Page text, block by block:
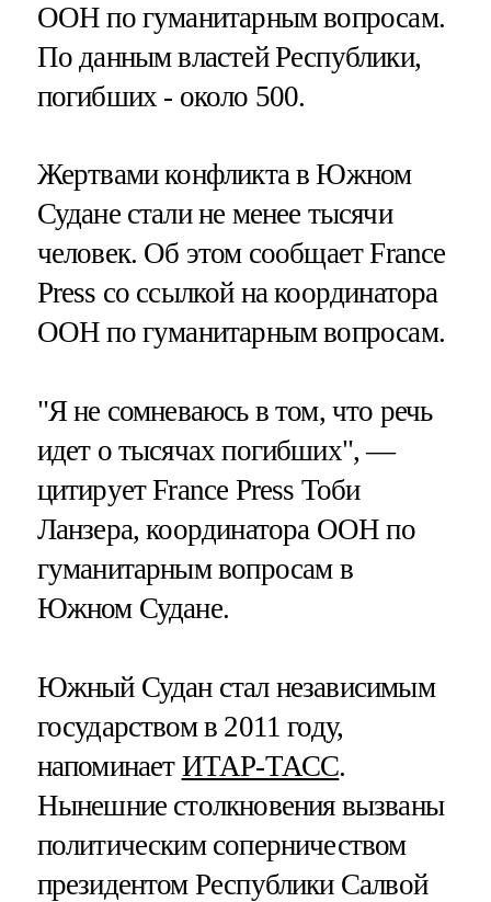
ООН по гуманитарным вопросам.
По данным властей Республики,
погибших - около 500.
Жертвами конфликта в Южном
Судане стали не менее тысячи
человек. Об этом сообщает France
Press со ссылкой на координатора
ООН по гуманитарным вопросам.
"Я не сомневаюсь в том, что речь
идет о тысячах погибших", —
цитирует France Press Тоби
Ланзера, координатора ООН по
гуманитарным вопросам в
Южном Судане.
Южный Судан стал независимым
государством в 2011 году,
напоминает ИТАР-ТАСС.
Нынешние столкновения вызваны
политическим соперничеством
президентом Республики Салвой